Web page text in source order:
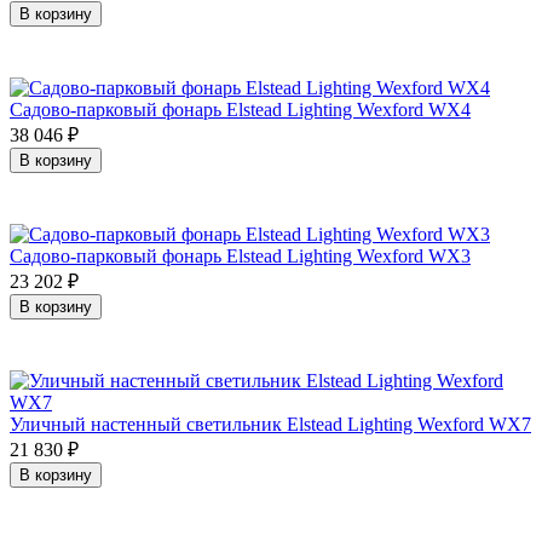
В корзину
Садово-парковый фонарь Elstead Lighting Wexford WX4
38 046 ₽
В корзину
Садово-парковый фонарь Elstead Lighting Wexford WX3
23 202 ₽
В корзину
Уличный настенный светильник Elstead Lighting Wexford WX7
21 830 ₽
В корзину